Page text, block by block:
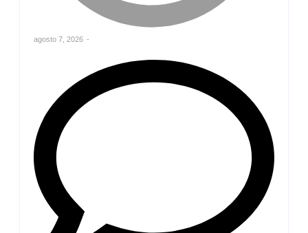
agosto 7, 2026 -